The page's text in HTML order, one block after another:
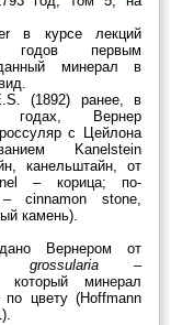
в курсе лекций
годов первым
минерал в
(1892) ранее, в
годах, Вернер
с Цейлона
Kanelstein
канельштайн, от
– корица; по-
– cinnamon stone,
камень).
Вернером от
grossularia –
который минерал
по цвету (Hoffmann